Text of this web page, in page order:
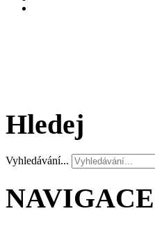
Hledej
Vyhledávání...
NAVIGACE